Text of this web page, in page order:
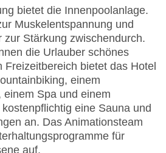
bietet die Innenpoolanlage.
Muskelentspannung und
zur Stärkung zwischendurch.
die Urlauber schönes
bietet das Hotel
einem
einem Spa und einem
eine Sauna und
an. Das Animationsteam
für
auf.